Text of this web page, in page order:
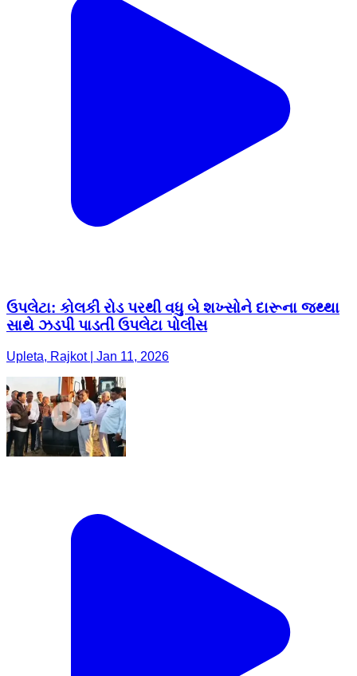
ઉપલેટા: કોલકી રોડ પરથી વધુ બે શખ્સોને દારૂના જથ્થા
સાથે ઝડપી પાડતી ઉપલેટા પોલીસ
Upleta, Rajkot | Jan 11, 2026